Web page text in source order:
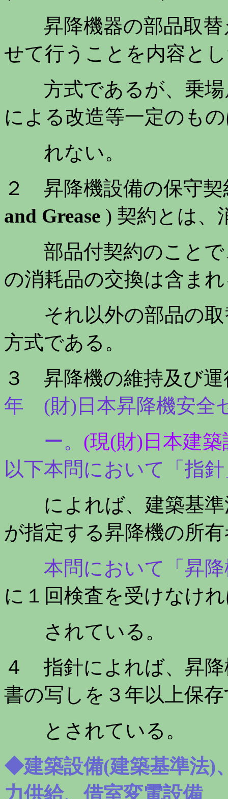
昇降機器の部品取替
せて行うことを内容と
方式であるが、乗場
による改造等一定のも
れない。
２ 昇降機設備の保守契
and Grease ) 契約とは、
部品付契約のことで
の消耗品の交換は含ま
それ以外の部品の取
方式である。
３ 昇降機の維持及び
年 (財)日本昇降機安全
ー。 (現(財)日本建
以下本問において「指
によれば、建築基準
が指定する昇降機の所
本問において「昇降
に１回検査を受けなけ
されている。
４ 指針によれば、昇降
書の写しを３年以上保
とされている。
◆建築設備(建築基準法)
力供給、借室変電設備